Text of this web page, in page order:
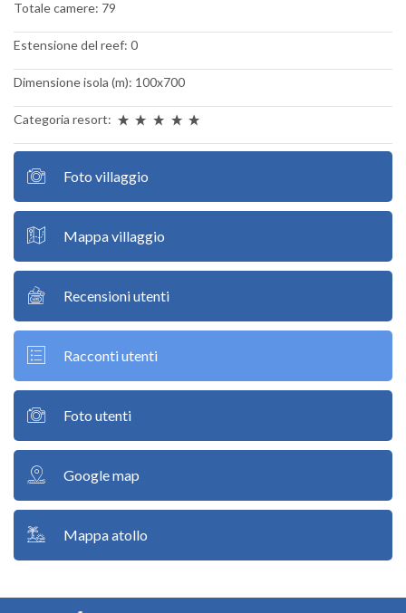
Totale camere: 79
Estensione del reef: 0
Dimensione isola (m): 100x700
Categoria resort:
Foto villaggio
Mappa villaggio
Recensioni utenti
Racconti utenti
Foto utenti
Google map
Mappa atollo